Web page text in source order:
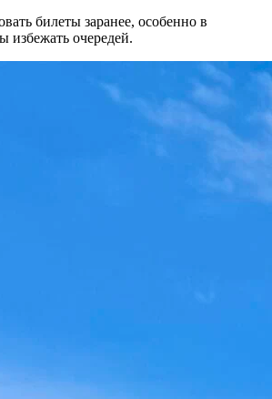
билеты заранее, особенно в
избежать очередей.